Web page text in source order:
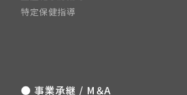
特定保健指導
● 事業承継 / M＆A